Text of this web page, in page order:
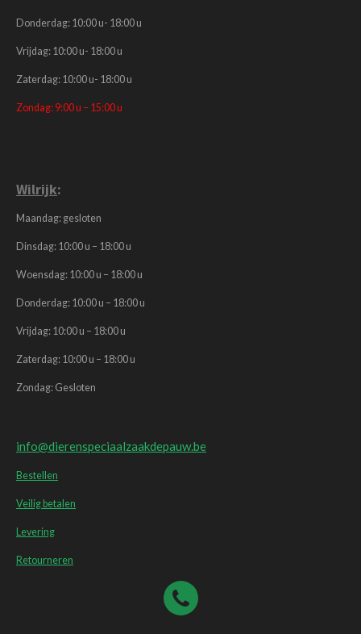
Donderdag: 10:00 u- 18:00 u
Vrijdag: 10:00 u- 18:00 u
Zaterdag: 10:00 u- 18:00 u
Zondag: 9:00 u – 15:00 u
Wilrijk:
Maandag: gesloten
Dinsdag: 10:00 u – 18:00 u
Woensdag: 10:00 u – 18:00 u
Donderdag: 10:00 u – 18:00 u
Vrijdag: 10:00 u – 18:00 u
Zaterdag: 10:00 u – 18:00 u
Zondag: Gesloten
info@dierenspeciaalzaakdepauw.be
Bestellen
Veilig betalen
Levering
Retourneren